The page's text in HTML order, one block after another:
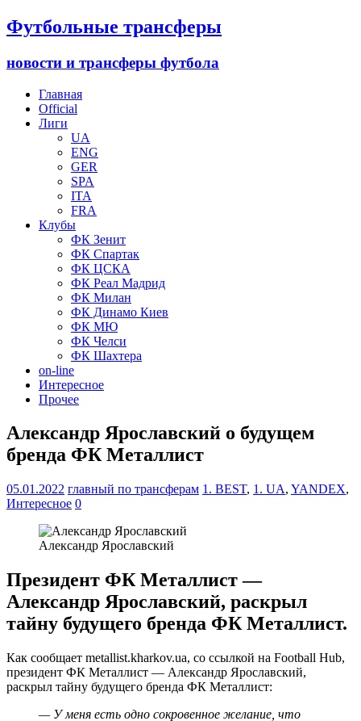
Футбольные трансферы
новости и трансферы футбола
Главная
Official
Лиги
UA
ENG
GER
SPA
ITA
FRA
Клубы
ФК Зенит
ФК Спартак
ФК ЦСКА
ФК Реал Мадрид
ФК Милан
ФК Динамо Киев
ФК МЮ
ФК Челси
ФК Шахтера
on-line
Интересное
Прочее
Александр Ярославский о будущем
бренда ФК Металлист
05.01.2022 главный по трансферам 1. BEST, 1. UA, YANDEX,
Интересное 0
Александр Ярославский
Президент ФК Металлист —
Александр Ярославский, раскрыл
тайну будущего бренда ФК Металлист.
Как сообщает metallist.kharkov.ua, со ссылкой на Football Hub,
президент ФК Металлист — Александр Ярославский,
раскрыл тайну будущего бренда ФК Металлист:
— У меня есть одно сокровенное желание, что